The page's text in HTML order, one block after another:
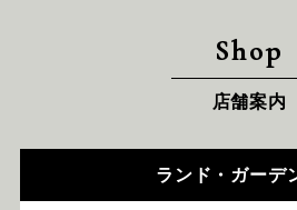
Shop
店舗案内
ランド・ガーデ